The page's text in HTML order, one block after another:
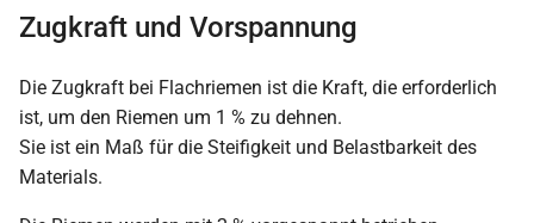
Zugkraft und Vorspannung
Die Zugkraft bei Flachriemen ist die Kraft, die erforderlich
ist, um den Riemen um 1 % zu dehnen.
Sie ist ein Maß für die Steifigkeit und Belastbarkeit des
Materials.